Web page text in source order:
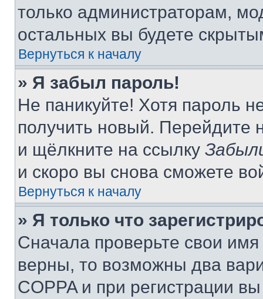
только администраторам,
остальных вы будете
Вернуться к началу
» Я забыл пароль!
Не паникуйте! Хотя пароль
получить новый. Перейдите
и щёлкните на ссылку
и скоро вы снова сможете
Вернуться к началу
» Я только что
Сначала проверьте свои
верны, то возможны два
COPPA и при регистрации